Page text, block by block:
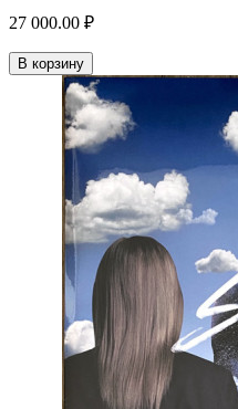
27 000.00 ₽
В корзину